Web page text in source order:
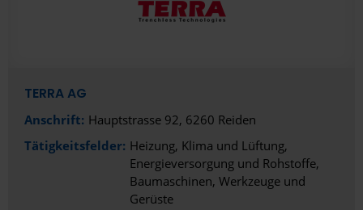
TERRA AG
Anschrift: Hauptstrasse 92, 6260 Reiden
Tätigkeitsfelder: Heizung, Klima und Lüftung
Energieversorgung und Rohstoffe
Baumaschinen, Werkzeuge und
Gerüste